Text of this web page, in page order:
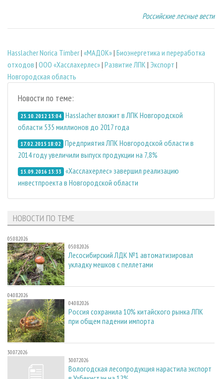
Российские лесные вести
Hasslacher Norica Timber| «МАДОК»| Биoэнергетика и переработка
отходов | ООО «Хасслахерлес»| Развитие ЛПК | Экспорт |
Новгородская область
Новости по теме:
25.10.2012 13:04 Hasslacher вложит в ЛПК Новгородской
области 535 миллионов до 2017 года
17.02.2015 18:02 Предприятия ЛПК Новгородской области в
2014 году увеличили выпуск продукции на 7,8%
15.09.2016 13:33 «Хасслахерлес» завершил реализацию
инвестпроекта в Новгородской области
НОВОСТИ ПО ТЕМЕ
05.08.2026
05.08.2026
Лесосибирский ЛДК №1 автоматизировал
укладку мешков с пеллетами
04.08.2026
04.08.2026
Россия сохранила 10% китайского рынка ЛПК
при общем падении импорта
30.07.2026
30.07.2026
Вологодская лесопродукция нарастила экспорт